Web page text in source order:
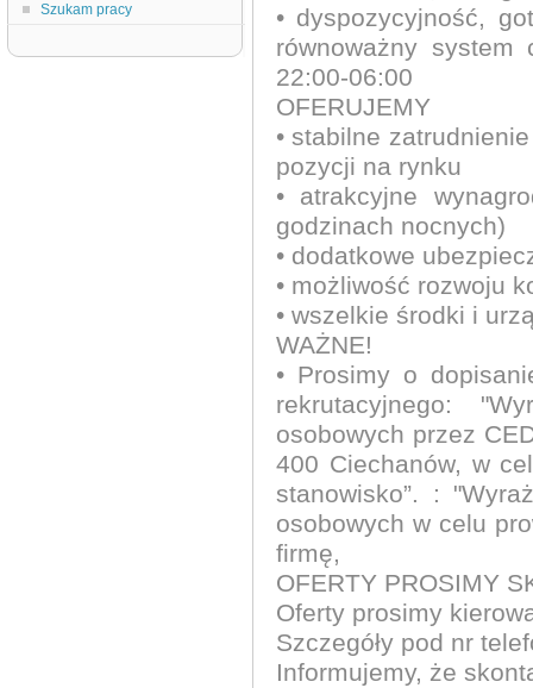
Szukam pracy
• dyspozycyjność,
równoważny system
22:00-06:00
OFERUJEMY
• stabilne
pozycji na rynku
• atrakcyjne
godzinach nocnych)
• dodatkowe
• możliwość rozwoju
• wszelkie środki i
WAŻNE!
• Prosimy o
rekrutacyjnego:
osobowych przez
400 Ciechanów, w
stanowisko”. :
osobowych w celu
firmę,
OFERTY PROSIMY
Oferty prosimy
Szczegóły pod nr
Informujemy, że